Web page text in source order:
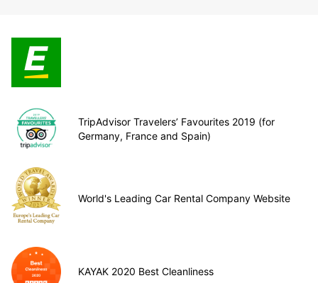
TripAdvisor Travelers’ Favourites 2019 (for
Germany, France and Spain)
World's Leading Car Rental Company Website
KAYAK 2020 Best Cleanliness